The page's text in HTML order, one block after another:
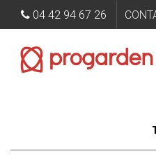
04 42 94 67 26